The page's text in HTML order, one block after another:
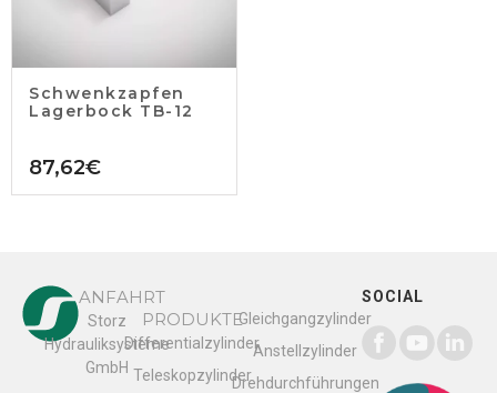
Schwenkzapfen
Lagerbock TB-12
87,62€
ANFAHRT
Storz
Hydrauliksysteme
GmbH
PRODUKTE
Differentialzylinder
Teleskopzylinder
Gleichgangzylinder
Anstellzylinder
Drehdurchführungen
SOCIAL